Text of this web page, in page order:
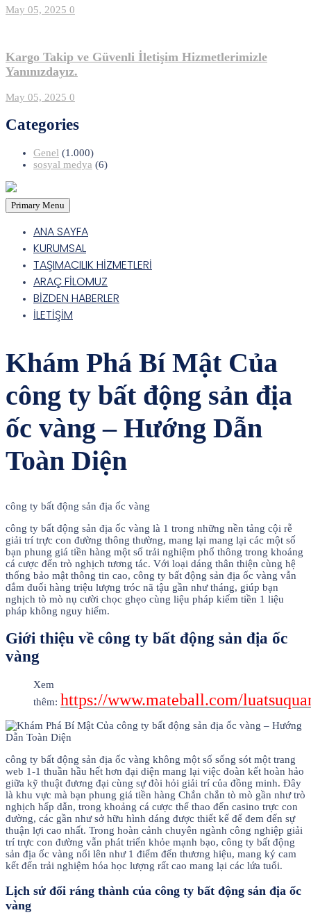
May 05, 2025 0
Kargo Takip ve Güvenli İletişim Hizmetlerimizle
Yanınızdayız.
May 05, 2025 0
Categories
Genel (1.000)
sosyal medya (6)
Primary Menu
ANA SAYFA
KURUMSAL
TAŞIMACILIK HİZMETLERİ
ARAÇ FİLOMUZ
BİZDEN HABERLER
İLETİŞİM
Khám Phá Bí Mật Của
công ty bất động sản địa
ốc vàng – Hướng Dẫn
Toàn Diện
công ty bất động sản địa ốc vàng
công ty bất động sản địa ốc vàng là 1 trong những nền tảng cội rễ
giải trí trực con đường thông thường, mang lại mang lại các một số
bạn phung giá tiền hàng một số trải nghiệm phổ thông trong khoảng
cá cược đến trò nghịch tương tác. Với loại dáng thân thiện cùng hệ
thống bảo mật thông tin cao, công ty bất động sản địa ốc vàng vẫn
đắm đuối hàng triệu lượng tróc nã tậu gần như tháng, giúp bạn
nghịch tò mò nụ cười chọc ghẹo cùng liệu pháp kiếm tiền 1 liệu
pháp không nguy hiểm.
Giới thiệu về công ty bất động sản địa ốc
vàng
Xem
thêm: https://www.mateball.com/
công ty bất động sản địa ốc vàng không một số sống sót một trang
web 1-1 thuần hầu hết hơn đại diện mang lại việc đoàn kết hoàn hảo
giữa kỹ thuật đương đại cùng sự đòi hỏi giải trí của đồng minh. Đây
là khu vực mà bạn phung giá tiền hàng Chắn chắn tò mò gần như trò
nghịch hấp dẫn, trong khoảng cá cược thể thao đến casino trực con
đường, các gần như sở hữu hình dáng được thiết kế để đem đến sự
thuận lợi cao nhất. Trong hoàn cảnh chuyên ngành công nghiệp giải
trí trực con đường vẫn phát triển khỏe mạnh bạo, công ty bất động
sản địa ốc vàng nổi lên như 1 điểm đến thương hiệu, mang ký cam
kết đến trải nghiệm hóa học lượng rất cao mang lại các lứa tuổi.
Lịch sử đổi ráng thành của công ty bất động sản địa ốc
vàng